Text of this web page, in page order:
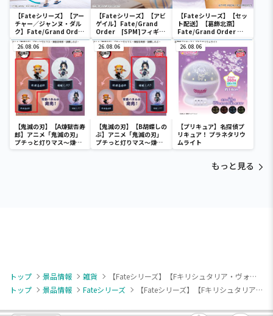
【Fateシリーズ】【アー
チャー／ジャンヌ・ダル
ク】Fate/Grand Order
FIGURIZM “アーチャー
／ジャンヌ・ダルク”
【Fateシリーズ】【アビ
ゲイル】Fate/Grand
Order [SPM]フィギュ
ア“フォーリナー／アビゲ
イル・ウィリアムズ
【夏】
【Fateシリーズ】【セッ
ト配送】【葛飾北斎】
Fate/Grand Order ぬ
ーどるストッパーフィギ
ュア～フォーリナー/葛飾
北斎～
26.08.06
【鬼滅の刃】【A煉獄杏寿
郎】アニメ「鬼滅の刃」
プチっと灯りマス～煉獄
杏寿郎・胡蝶しのぶ～
26.08.06
【鬼滅の刃】【B胡蝶しの
ぶ】アニメ「鬼滅の刃」
プチっと灯りマス～煉獄
杏寿郎・胡蝶しのぶ～
26.08.06
【プリキュア】名探偵プ
リキュア！ プラネタリウ
ムライト
もっと見る
トップ 景品情報 雑貨
【Fateシリーズ】【Fキリシュタリア・ヴォーダイム】Fate/Grand Order 令呪ネオンアクリルライト
トップ
景品情報 Fateシリーズ 【Fateシリーズ】【Fキリシュタリア・ヴォーダイム】Fate/Grand Order 令呪ネオンアクリルライト